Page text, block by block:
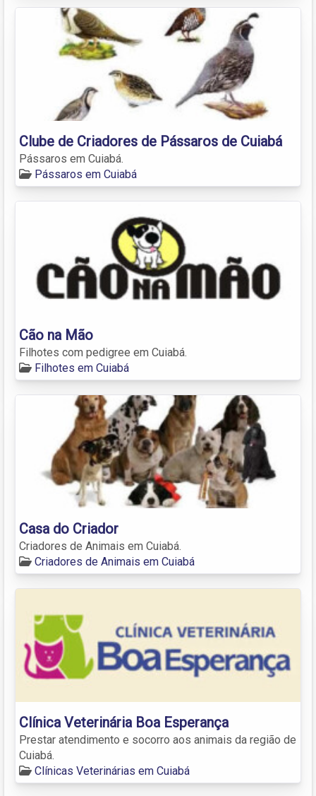
Clube de Criadores de Pássaros de Cuiabá
Pássaros em Cuiabá.
Pássaros em Cuiabá
Cão na Mão
Filhotes com pedigree em Cuiabá.
Filhotes em Cuiabá
Casa do Criador
Criadores de Animais em Cuiabá.
Criadores de Animais em Cuiabá
Clínica Veterinária Boa Esperança
Prestar atendimento e socorro aos animais da região de
Cuiabá.
Clínicas Veterinárias em Cuiabá